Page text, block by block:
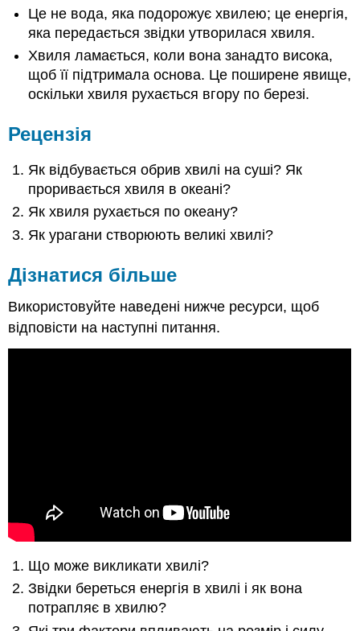
Це не вода, яка подорожує хвилею; це енергія,
яка передається звідки утворилася хвиля.
Хвиля ламається, коли вона занадто висока,
щоб її підтримала основа. Це поширене явище,
оскільки хвиля рухається вгору по березі.
Рецензія
Як відбувається обрив хвилі на суші? Як
проривається хвиля в океані?
Як хвиля рухається по океану?
Як урагани створюють великі хвилі?
Дізнатися більше
Використовуйте наведені нижче ресурси, щоб
відповісти на наступні питання.
Що може викликати хвилі?
Звідки береться енергія в хвилі і як вона
потрапляє в хвилю?